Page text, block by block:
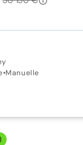
•Manuelle